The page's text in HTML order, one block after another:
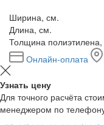
Ширина, см.
Длина, см.
Толщина
Онлайн-оплата
Узнать цену
Для точного расчёта
менеджером по